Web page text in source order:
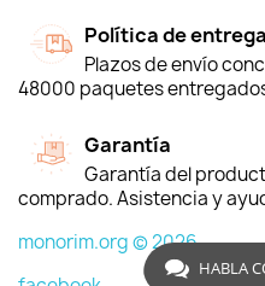
Política de entrega
Plazos de envío
48000 paquetes
Garantía
Garantía del
comprado. Asistencia y
monorim.org © 2026
HABLA